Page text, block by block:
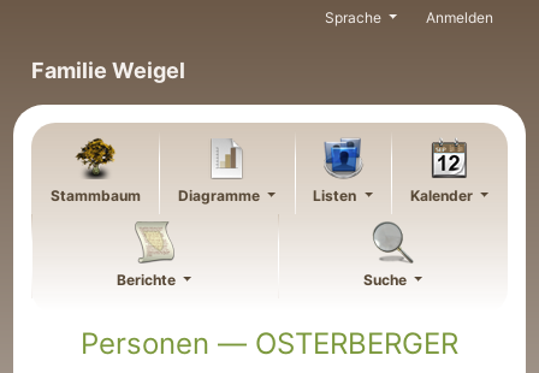
Familie Weigel
Sprache Anmelden
Stammbaum Diagramme Listen Kalender
Berichte Suche
Personen — OSTERBERGER